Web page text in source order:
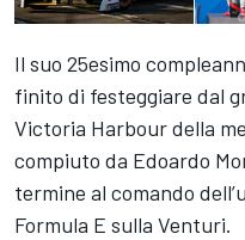
Il suo 25esimo
finito di festeggiare dal
Victoria Harbour della
compiuto da Edoardo
termine al comando
Formula E sulla Venturi.